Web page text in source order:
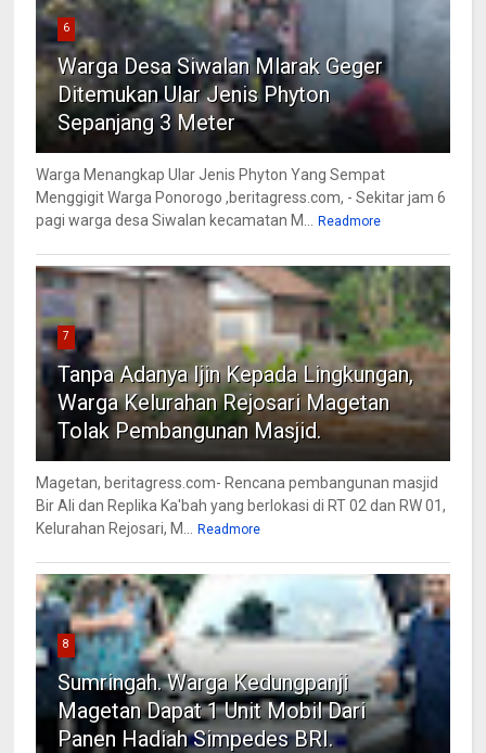
6
Warga Desa Siwalan Mlarak Geger
Ditemukan Ular Jenis Phyton
Sepanjang 3 Meter
Warga Menangkap Ular Jenis Phyton Yang Sempat
Menggigit Warga Ponorogo ,beritagress.com, - Sekitar jam 6
pagi warga desa Siwalan kecamatan M...
Readmore
7
Tanpa Adanya Ijin Kepada Lingkungan,
Warga Kelurahan Rejosari Magetan
Tolak Pembangunan Masjid.
Magetan, beritagress.com- Rencana pembangunan masjid
Bir Ali dan Replika Ka'bah yang berlokasi di RT 02 dan RW 01,
Kelurahan Rejosari, M...
Readmore
8
Sumringah. Warga Kedungpanji
Magetan Dapat 1 Unit Mobil Dari
Panen Hadiah Simpedes BRI.